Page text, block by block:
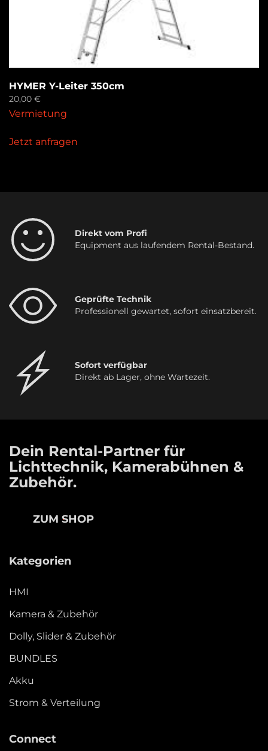
HYMER Y-Leiter 350cm
20,00 €
Vermietung
Jetzt anfragen
Direkt vom Profi
Equipment aus laufendem Rental-Bestand.
Geprüfte Technik
Professionell gewartet, sofort einsatzbereit.
Sofort verfügbar
Direkt ab Lager, ohne Wartezeit.
Dein Rental-Partner für
Lichttechnik, Kamerabühnen &
Zubehör.
ZUM SHOP
Kategorien
HMI
Kamera & Zubehör
Dolly, Slider & Zubehör
BUNDLES
Akku
Strom & Verteilung
Connect